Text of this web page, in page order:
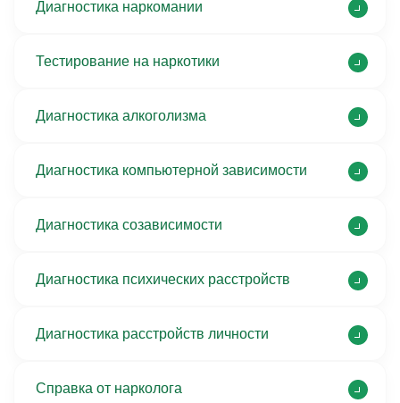
Диагностика наркомании
Тестирование на наркотики
Диагностика алкоголизма
Диагностика компьютерной зависимости
Диагностика созависимости
Диагностика психических расстройств
Диагностика расстройств личности
Справка от нарколога